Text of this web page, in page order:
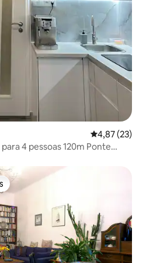
4,87 de uma
4,87 (23)
4 pessoas 120m Ponte
dos hóspedes